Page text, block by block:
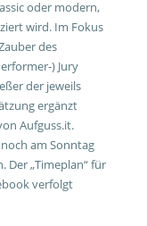
oder modern,
wird. Im Fokus
des
) Jury
der jeweils
ergänzt
Aufguss.it.
am Sonntag
Der „Timeplan“ für
verfolgt